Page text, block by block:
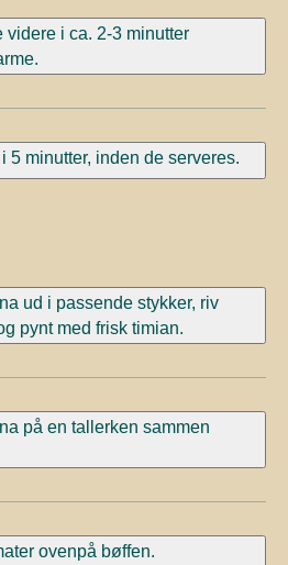
videre i ca. 2-3 minutter
5 minutter, inden de serveres.
ud i passende stykker, riv
pynt med frisk timian.
på en tallerken sammen
ovenpå bøffen.